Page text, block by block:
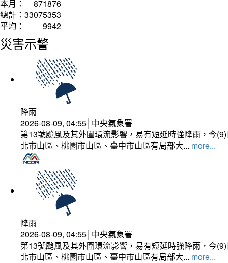
本月：
871876
總計： 33075353
平均：
9942
災害示警
降雨
2026-08-09, 04:55│中央氣象署
第13號颱風及其外圍環流影響，易有短延時強降雨，今
北市山區、桃園市山區、臺中市山區有局部大... more...
降雨
2026-08-09, 04:55│中央氣象署
第13號颱風及其外圍環流影響，易有短延時強降雨，今
北市山區、桃園市山區、臺中市山區有局部大... more...